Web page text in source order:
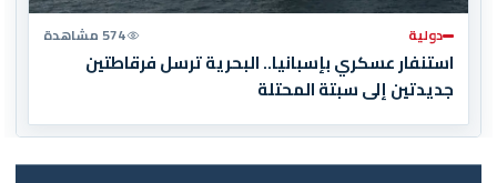
دولية 574 مشاهدة
استنفار عسكري بإسبانيا.. البحرية ترسل فرقاطتين
جديدتين إلى سبتة المحتلة